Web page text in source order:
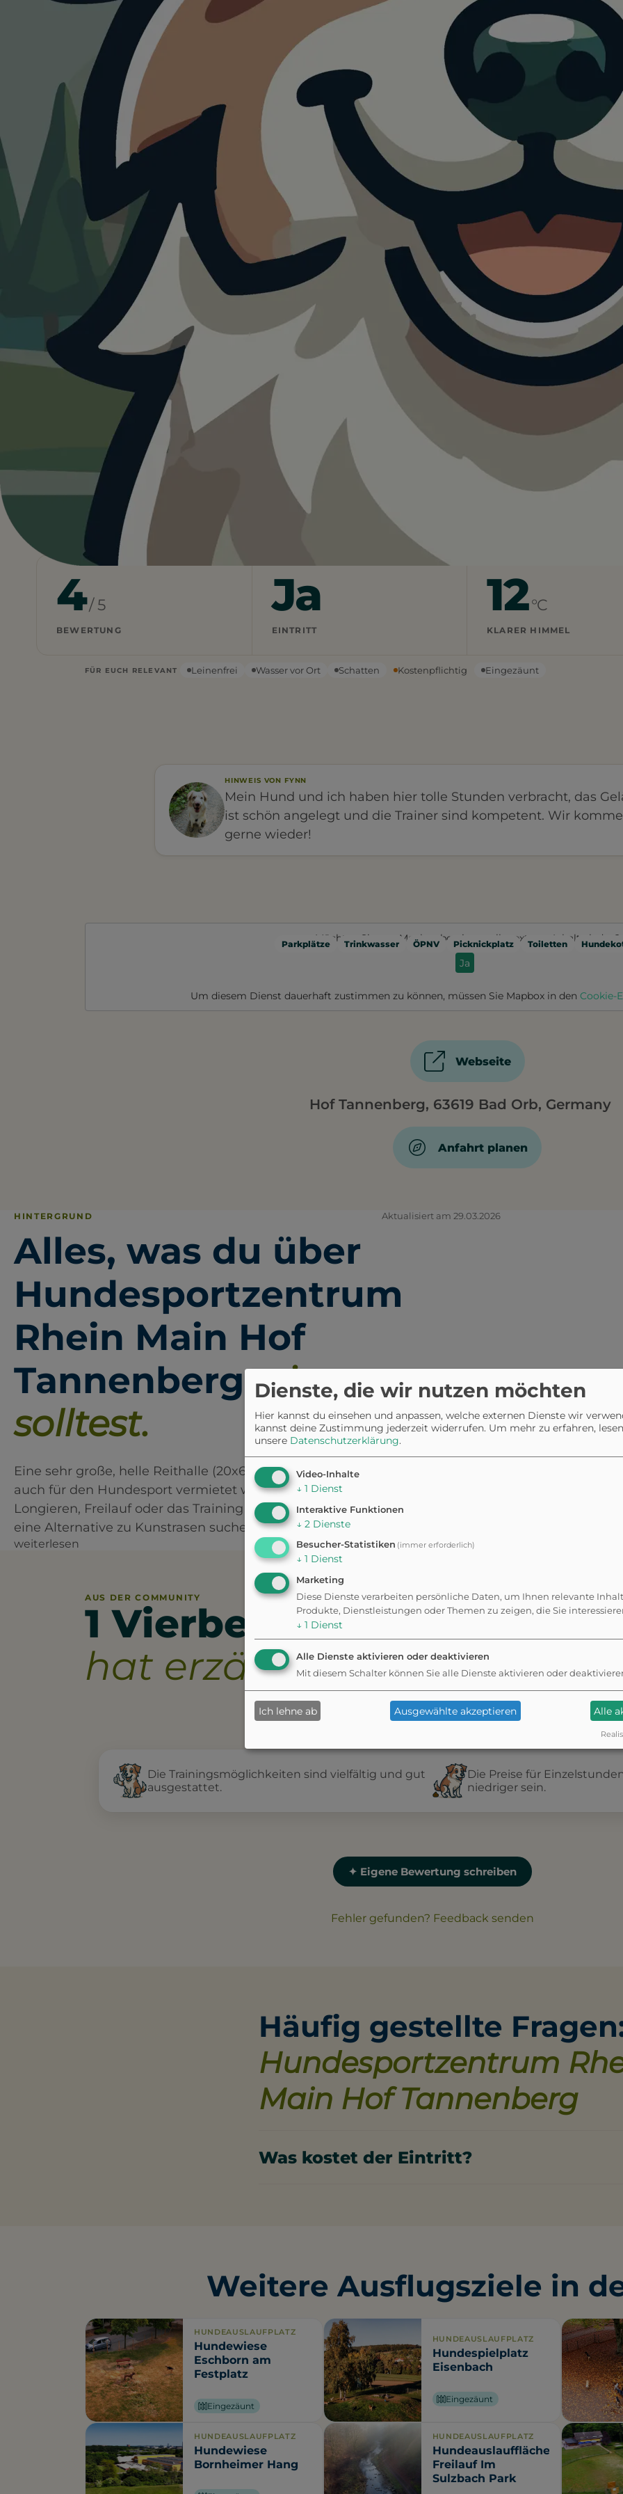
HUNDEAUSLAUF
Rhein Main Hof
Tannenberg
Deutschland … Hundesportzentrum Rhein Main Hof Tannenberg
Heute istein guter Tag
für Hundesportzentrum Rhein Main
Tannenberg.
12°C und sonnig. Schatten vorhanden, Wasser vor Ort. Ein guter Tag für einen Ausflug mit Hund.
Wetterdaten: OpenWeatherMap
4/ 5
BEWERTUNG
Ja
EINTRITT
12 °C
KLARER HIMMEL
FÜR EUCH RELEVANT Leinenfrei Wasser vor Ort Schatten Kostenpflichtig Eingezäunt
HINWEIS VON FYNN
Mein Hund und ich haben hier tolle Stunden verbracht, das
ist schön angelegt und die Trainer sind kompetent. Wir
gerne wieder!
Parkplätze Trinkwasser ÖPNV Picknickplatz Toiletten
Möchten Sie von Mapbox bereitgestellte externe Inhalte laden?
Ja
Um diesem Dienst dauerhaft zustimmen zu können, müssen Sie Mapbox in den Cookie-
Webseite
Hof Tannenberg, 63619 Bad Orb, Germany
Anfahrt planen
HINTERGRUND Aktualisiert am 29.03.2026
Alles, was du über
Hundesportzentrum
Rhein Main Hof
Tannenbergwissen
solltest.
Eine sehr große, helle Reithalle (20x60m) mit speziellem Sandboden, die
auch für den Hundesport vermietet wird. Sie bietet enorm viel Platz für
Longieren, Freilauf oder das Training mit mehreren Hunden. Ideal für alle, die
eine Alternative zu Kunstrasen suchen.
weiterlesen
AUS DER COMMUNITY
1 Vierbeiner
hat erzählt.
Die Trainingsmöglichkeiten sind vielfältig und gut
ausgestattet.
Die Preise für
niedriger sein.
✦ Eigene Bewertung schreiben
Fehler gefunden? Feedback senden
Häufig gestellte
Hundesportzentrum
Main Hof Tannenberg
Was kostet der Eintritt?
Weitere Ausflugsziele in
HUNDEAUSLAUFPLATZ
Hundewiese
Eschborn am
Festplatz
Eingezäunt
HUNDEAUSLAUFPLATZ
Hundespielplatz
Eisenbach
Eingezäunt
HUNDEAUSLAUFPLATZ
Hundewiese
Bornheimer Hang
HUNDEAUSLAUFPLATZ
Hundeauslauffläche,
Freilauf Im
Sulzbach Park
Dienste, die wir nutzen möchten
Hier kannst du einsehen und anpassen, welche externen Dienste wir
kannst deine Zustimmung jederzeit widerrufen. Um mehr zu erfahren,
unsere Datenschutzerklärung.
Video-Inhalte
↓ 1 Dienst
Interaktive Funktionen
↓ 2 Dienste
Besucher-Statistiken (immer erforderlich)
↓ 1 Dienst
Marketing
Diese Dienste verarbeiten persönliche Daten, um Ihnen relevante
Produkte, Dienstleistungen oder Themen zu zeigen, die Sie
↓ 1 Dienst
Alle Dienste aktivieren oder deaktivieren
Mit diesem Schalter können Sie alle Dienste aktivieren oder
Ich lehne ab Ausgewählte akzeptieren Alle